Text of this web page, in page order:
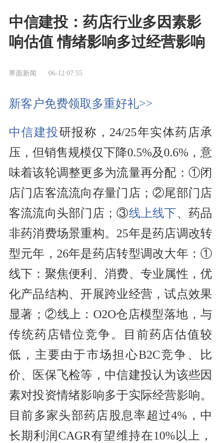
中信建投：药店行业多因素影
响估值 情绪影响多过经营影响
界面新闻 06-12 07:55
新客户免费领取多重好礼>>
中信建投研报称，24/25年实体药店承
压，但销售规模仅下降0.5%及0.6%，意
味着该轮调整更多为流量再分配：①闭
店门店客流流向存量门店；②尾部门店
客流流向头部门店；③线上线下、药品
非药消费场景重构。25年是药店调改转
型元年，26年是药店转型调改大年：①
线下：聚焦便利、消费、专业属性，优
化产品结构、开展跨业经营，试点效果
显著；②线上：O2O仓店模型落地，与
传统药店错位竞争。目前药店估值较
低，主要由于市场担心B2C竞争、比
价、医保飞检等，中信建投认为该些因
素对投资情绪影响多于实际经营影响。
目前多家头部药店股息率超过4%，中
长期利润CAGR有望维持在10%以上，